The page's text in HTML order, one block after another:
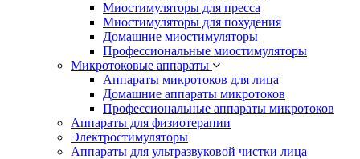
Миостимуляторы для пресса
Миостимуляторы для похудения
Домашние миостимуляторы
Профессиональные миостимуляторы
Микротоковые аппараты
Аппараты микротоков для лица
Домашние аппараты микротоков
Профессиональные аппараты микротоков
Аппараты для физиотерапии
Электростимуляторы
Аппараты для ультразвуковой чистки лица